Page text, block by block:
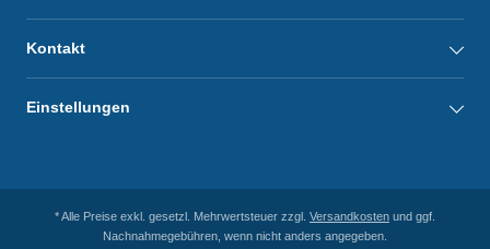
Kontakt
Einstellungen
* Alle Preise exkl. gesetzl. Mehrwertsteuer zzgl. Versandkosten und ggf.
Nachnahmegebühren, wenn nicht anders angegeben.